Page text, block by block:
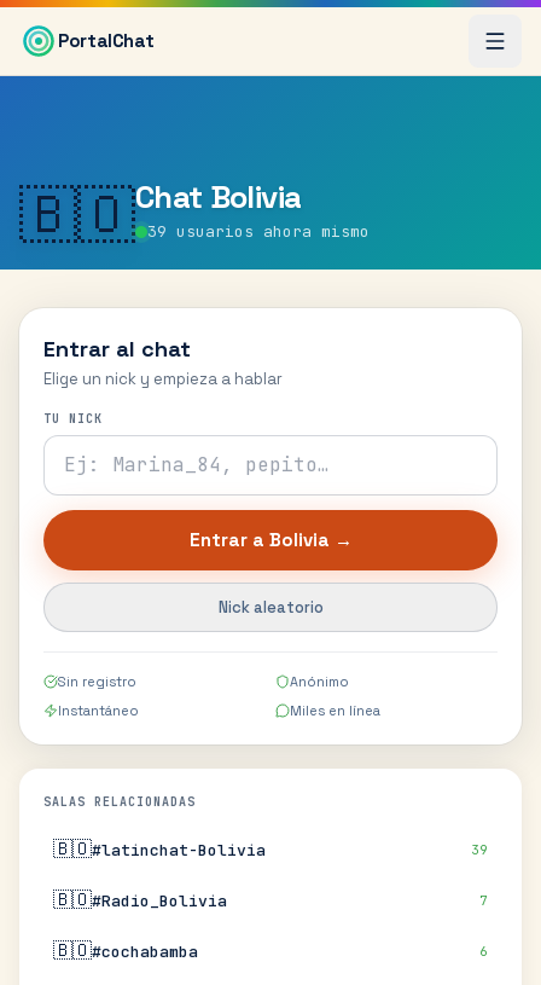
Saltar al contenido principal
PortalChat
🇧🇴Chat Bolivia
39 usuarios ahora mismo
Entrar al chat
Elige un nick y empieza a hablar
TU NICK
Entrar a Bolivia →
Nick aleatorio
Sin registro
Anónimo
Instantáneo
Miles en línea
SALAS RELACIONADAS
🇧🇴#latinchat-Bolivia 39
🇧🇴#Radio_Bolivia 7
🇧🇴#cochabamba 6